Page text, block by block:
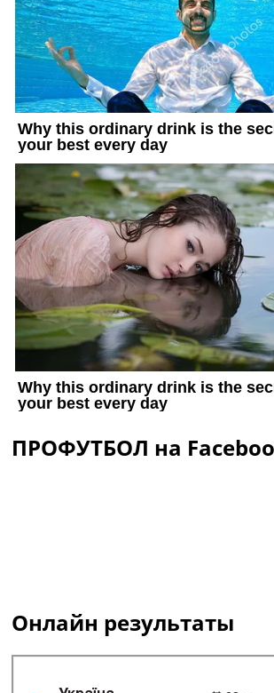
ПРОФУТБОЛ на
Онлайн результаты